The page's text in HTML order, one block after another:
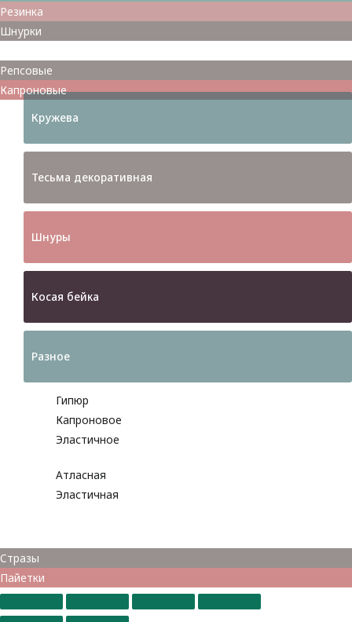
Резинка
Шнурки
Репсовые
Капроновые
Кружева
Тесьма декоративная
Шнуры
Косая бейка
Разное
Гипюр
Капроновое
Эластичное
Атласная
Эластичная
Стразы
Пайетки